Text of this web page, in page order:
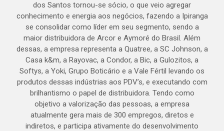
dos Santos tornou-se sócio, o que veio agregar
conhecimento e energia aos negócios, fazendo a Ipiranga
se consolidar como líder em seu segmento, sendo a
maior distribuidora de Arcor e Aymoré do Brasil. Além
dessas, a empresa representa a Quatree, a SC Johnson, a
Casa k&m, a Rayovac, a Condor, a Bic, a Gulozitos, a
Softys, a Yoki, Grupo Boticário e a Vale Fértil levando os
produtos dessas indústrias aos PDV’s, e executando com
brilhantismo o papel de distribuidora. Tendo como
objetivo a valorização das pessoas, a empresa
atualmente gera mais de 300 empregos, diretos e
indiretos, e participa ativamente do desenvolvimento